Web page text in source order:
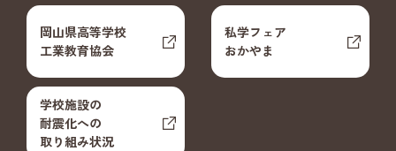
岡山県高等学校
工業教育協会
私学フェア
おかやま
学校施設の
耐震化への
取り組み状況